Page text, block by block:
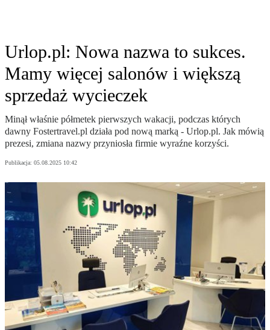
Urlop.pl: Nowa nazwa to sukces.
Mamy więcej salonów i większą
sprzedaż wycieczek
Minął właśnie półmetek pierwszych wakacji, podczas których
dawny Fostertravel.pl działa pod nową marką - Urlop.pl. Jak mówią
prezesi, zmiana nazwy przyniosła firmie wyraźne korzyści.
Publikacja: 05.08.2025 10:42